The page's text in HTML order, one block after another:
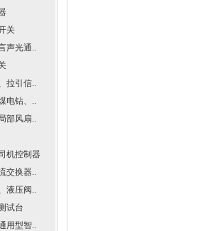
关
声光通..
拉引信..
电钻、..
部风扇..
机控制器
交换器..
液压阀..
试台
用型智..